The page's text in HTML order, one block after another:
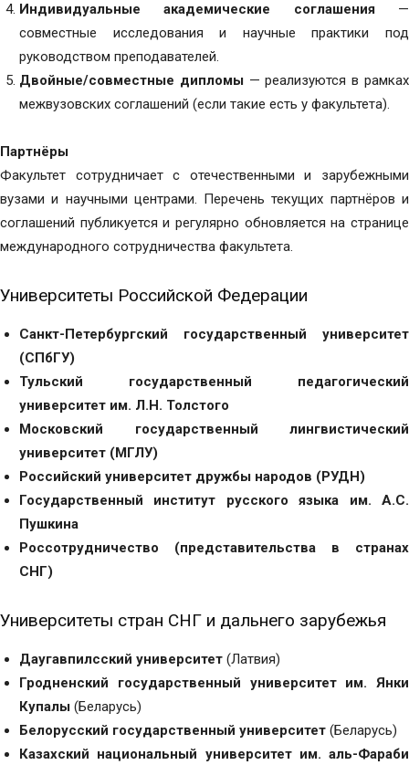
Индивидуальные академические соглашения—
совместные исследования и научные практики под
руководством преподавателей.
Двойные/совместные дипломы— реализуются в рамках
межвузовских соглашений (если такие есть у факультета).
Партнёры
Факультет сотрудничает с отечественными и зарубежными
вузами и научными центрами. Перечень текущих партнёров и
соглашений публикуется и регулярно обновляется на странице
международного сотрудничества факультета.
Университеты Российской Федерации
Санкт-Петербургский государственный университет
(СПбГУ)
Тульский государственный педагогический
университет им. Л.Н. Толстого
Московский государственный лингвистический
университет (МГЛУ)
Российский университет дружбы народов (РУДН)
Государственный институт русского языка им. А.С.
Пушкина
Россотрудничество (представительства в странах
СНГ)
Университеты стран СНГ и дальнего зарубежья
Даугавпилсский университет (Латвия)
Гродненский государственный университет им. Янки
Купалы (Беларусь)
Белорусский государственный университет (Беларусь)
Казахский национальный университет им. аль-Фараби